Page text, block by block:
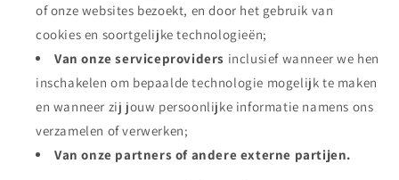
of onze websites bezoekt, en door het gebruik van
cookies en soortgelijke technologieën;
Van onze serviceproviders inclusief wanneer we hen
inschakelen om bepaalde technologie mogelijk te maken
en wanneer zij jouw persoonlijke informatie namens ons
verzamelen of verwerken;
Van onze partners of andere externe partijen.